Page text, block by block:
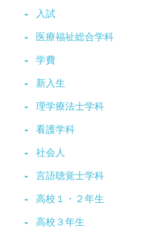
入試
医療福祉総合学科
学費
新入生
理学療法士学科
看護学科
社会人
言語聴覚士学科
高校１・２年生
高校３年生